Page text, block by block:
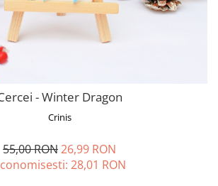
- Winter Dragon
Crinis
55,00 RON26,99 RON
28,01 RON